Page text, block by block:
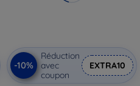
-10%
Réduction
avec
coupon
EXTRA10